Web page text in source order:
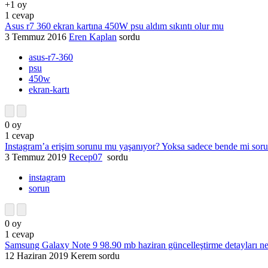
+1 oy
1 cevap
Asus r7 360 ekran kartına 450W psu aldım sıkıntı olur mu
3 Temmuz 2016 Eren Kaplan sordu
asus-r7-360
psu
450w
ekran-kartı
0 oy
1 cevap
Instagram’a erişim sorunu mu yaşanıyor? Yoksa sadece bende mi
3 Temmuz 2019 Recep07 sordu
instagram
sorun
0 oy
1 cevap
Samsung Galaxy Note 9 98.90 mb haziran güncelleştirme detayları
12 Haziran 2019 Kerem sordu